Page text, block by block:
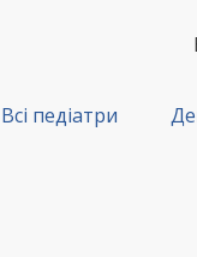
Всі педіатри